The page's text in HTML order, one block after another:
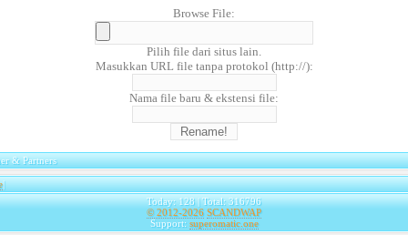
Browse File:
Pilih file dari situs lain.
Masukkan URL file tanpa protokol (http://):
Nama file baru & ekstensi file:
& Partners
|
Today: 128 | Total: 316796
© 2012-2026 SCANDWAP
Support: superomatic.one